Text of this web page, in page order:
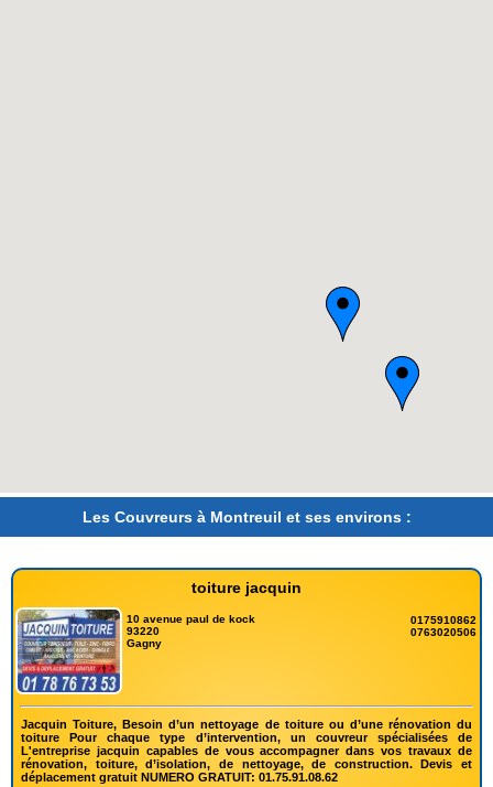
Les Couvreurs à Montreuil et ses environs :
toiture jacquin
10 avenue paul de kock
93220
Gagny
0175910862
0763020506
Jacquin Toiture, Besoin d’un nettoyage de toiture ou d’une rénovation du
toiture Pour chaque type d’intervention, un couvreur spécialisées de
L'entreprise jacquin capables de vous accompagner dans vos travaux de
rénovation, toiture, d’isolation, de nettoyage, de construction. Devis et
déplacement gratuit NUMERO GRATUIT: 01.75.91.08.62